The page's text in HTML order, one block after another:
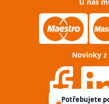
Novinky z
Potřebujete